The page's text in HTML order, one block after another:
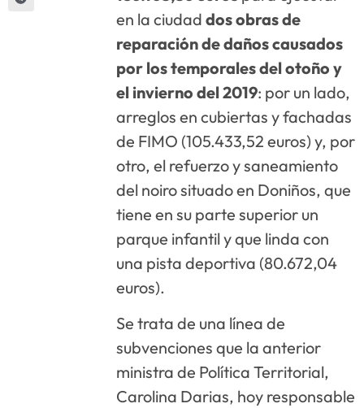
en la ciudaddos obras de
reparación de daños causados
por los temporales del otoño y
el invierno del 2019: por un lado,
arreglos en cubiertas y fachadas
de FIMO (105.433,52 euros) y, por
otro, el refuerzo y saneamiento
del noiro situado en Doniños, que
tiene en su parte superior un
parque infantil y que linda con
una pista deportiva (80.672,04
euros).
Se trata de una línea de
subvenciones que la anterior
ministra de Política Territorial,
Carolina Darias, hoy responsable